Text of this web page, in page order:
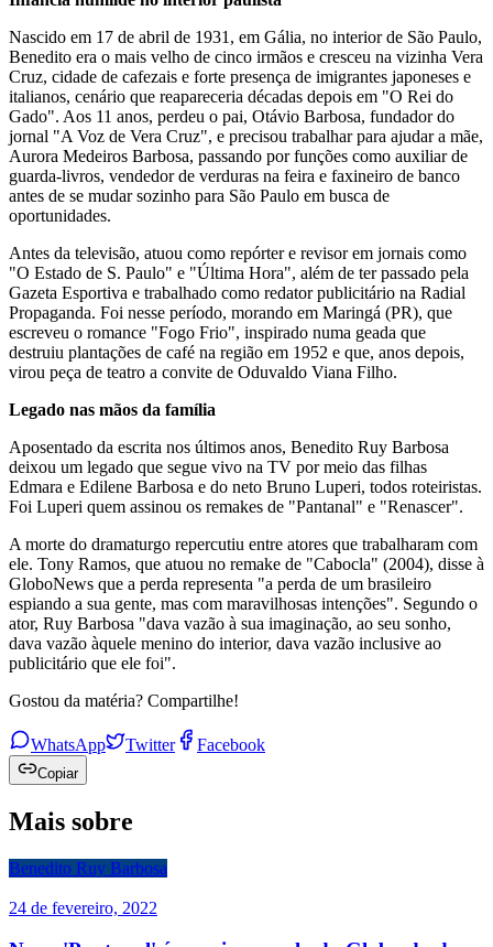
Nascido em 17 de abril de 1931, em Gália, no interior de São Paulo,
Benedito era o mais velho de cinco irmãos e cresceu na vizinha Vera
Cruz, cidade de cafezais e forte presença de imigrantes japoneses e
italianos, cenário que reapareceria décadas depois em "O Rei do
Gado". Aos 11 anos, perdeu o pai, Otávio Barbosa, fundador do
jornal "A Voz de Vera Cruz", e precisou trabalhar para ajudar a mãe,
Aurora Medeiros Barbosa, passando por funções como auxiliar de
guarda-livros, vendedor de verduras na feira e faxineiro de banco
antes de se mudar sozinho para São Paulo em busca de
oportunidades.
Antes da televisão, atuou como repórter e revisor em jornais como
"O Estado de S. Paulo" e "Última Hora", além de ter passado pela
Gazeta Esportiva e trabalhado como redator publicitário na Radial
Propaganda. Foi nesse período, morando em Maringá (PR), que
escreveu o romance "Fogo Frio", inspirado numa geada que
destruiu plantações de café na região em 1952 e que, anos depois,
virou peça de teatro a convite de Oduvaldo Viana Filho.
Legado nas mãos da família
Aposentado da escrita nos últimos anos, Benedito Ruy Barbosa
deixou um legado que segue vivo na TV por meio das filhas
Edmara e Edilene Barbosa e do neto Bruno Luperi, todos roteiristas.
Foi Luperi quem assinou os remakes de "Pantanal" e "Renascer".
A morte do dramaturgo repercutiu entre atores que trabalharam com
ele. Tony Ramos, que atuou no remake de "Cabocla" (2004), disse à
GloboNews que a perda representa "a perda de um brasileiro
espiando a sua gente, mas com maravilhosas intenções". Segundo o
ator, Ruy Barbosa "dava vazão à sua imaginação, ao seu sonho,
dava vazão àquele menino do interior, dava vazão inclusive ao
publicitário que ele foi".
Gostou da matéria? Compartilhe!
WhatsApp Twitter Facebook
Copiar
Mais sobre
Benedito Ruy Barbosa
24 de fevereiro, 2022